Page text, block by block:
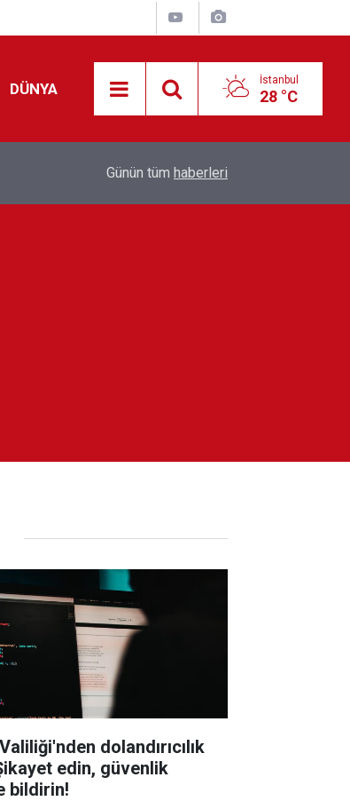
DÜNYA İstanbul
28 °C
Feridun Düzağaç sahnelere ara verdi: ''En az
Günün tüm haberleri
dolandırıcılık
edin, güvenlik
bildirin!